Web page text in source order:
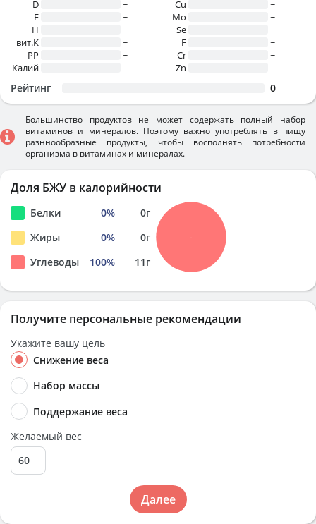
D
~
E
~
H
~
вит.К
~
PP
~
Калий
~
Cu
~
Mo
~
Se
~
F
~
Cr
~
Zn
~
Рейтинг 0
Большинство продуктов не может содержать полный набор
витаминов и минералов. Поэтому важно употреблять в пищу
разннообразные продукты, чтобы восполнять потребности
организма в витаминах и минералах.
Доля БЖУ в калорийности
Белки 0% 0г
Жиры
0% 0г
Углеводы
100% 11г
Получите персональные рекомендации
Укажите вашу цель
Снижение веса
Набор массы
Поддержание веса
Желаемый вес
Далее